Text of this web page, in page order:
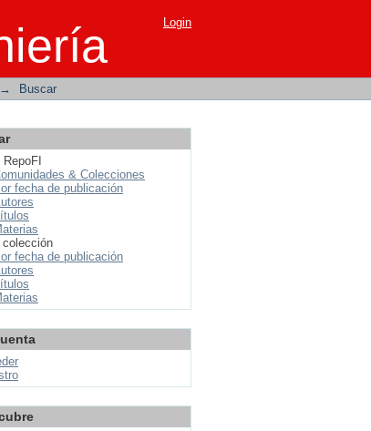
Login
→ Buscar
& Colecciones
fecha de publicación
colección
fecha de publicación